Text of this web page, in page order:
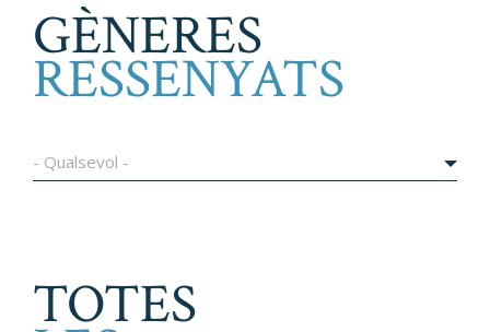
GÈNERES
RESSENYATS
- Qualsevol -
TOTES